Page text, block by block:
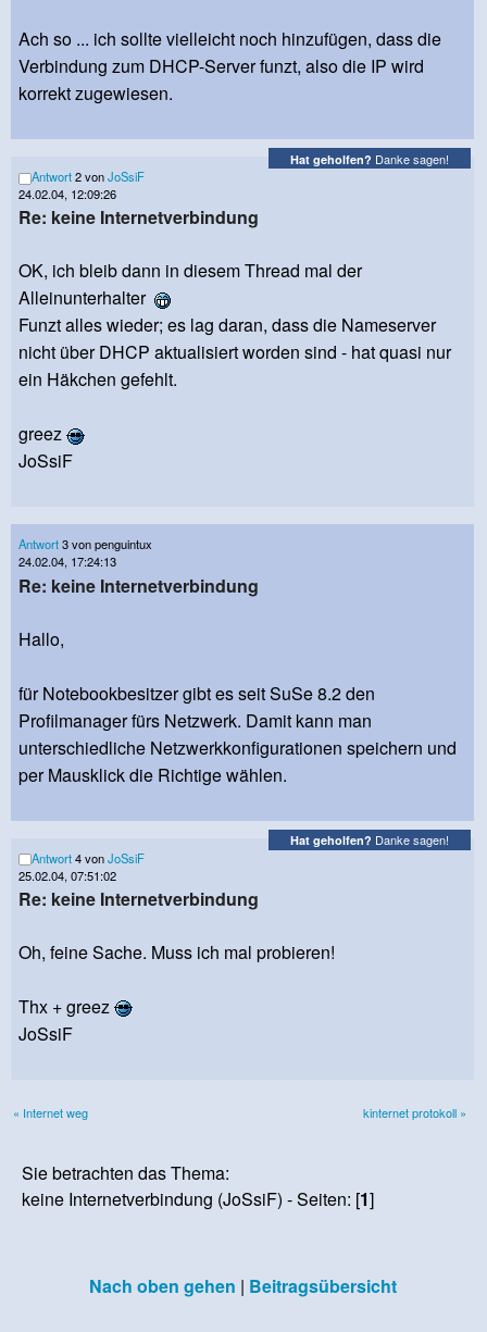
Ach so ... ich sollte vielleicht noch hinzufügen, dass die
Verbindung zum DHCP-Server funzt, also die IP wird
korrekt zugewiesen.
Hat geholfen? Danke sagen!
Antwort2 vonJoSsiF
24.02.04, 12:09:26
Re: keine Internetverbindung
OK, ich bleib dann in diesem Thread mal der
Alleinunterhalter
Funzt alles wieder; es lag daran, dass die Nameserver
nicht über DHCP aktualisiert worden sind - hat quasi nur
ein Häkchen gefehlt.
greez
JoSsiF
Antwort3 von penguintux
24.02.04, 17:24:13
Re: keine Internetverbindung
Hallo,
für Notebookbesitzer gibt es seit SuSe 8.2 den
Profilmanager fürs Netzwerk. Damit kann man
unterschiedliche Netzwerkkonfigurationen speichern und
per Mausklick die Richtige wählen.
Hat geholfen? Danke sagen!
Antwort4 vonJoSsiF
25.02.04, 07:51:02
Re: keine Internetverbindung
Oh, feine Sache. Muss ich mal probieren!
Thx + greez
JoSsiF
« Internet weg kinternet protokoll »
Sie betrachten das Thema:
keine Internetverbindung (JoSsiF) - Seiten: [1]
Nach oben gehen | Beitragsübersicht